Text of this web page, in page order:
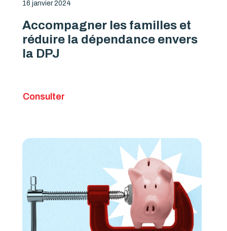
16 janvier 2024
Accompagner les familles et
réduire la dépendance envers
la DPJ
Consulter